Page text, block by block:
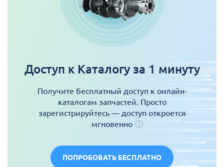
Доступ к Каталогу за 1 минуту
Получите бесплатный доступ к онлайн-
каталогам запчастей. Просто
зарегистрируйтесь — доступ откроется
мгновенно
ПОПРОБОВАТЬ БЕСПЛАТНО